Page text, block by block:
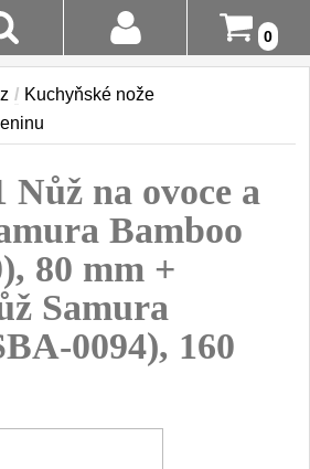
0
nožů 9
50
/ Kuchyňské nože
na ovoce a
Bamboo
80 mm +
Samura
0094), 160